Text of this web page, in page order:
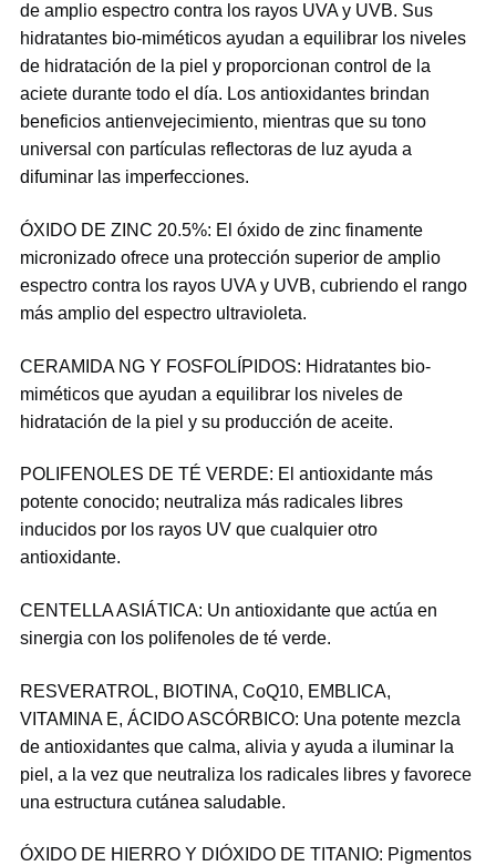
de amplio espectro contra los rayos UVA y UVB. Sus
hidratantes bio-miméticos ayudan a equilibrar los niveles
de hidratación de la piel y proporcionan control de la
aciete durante todo el día. Los antioxidantes brindan
beneficios antienvejecimiento, mientras que su tono
universal con partículas reflectoras de luz ayuda a
difuminar las imperfecciones.
ÓXIDO DE ZINC 20.5%: El óxido de zinc finamente
micronizado ofrece una protección superior de amplio
espectro contra los rayos UVA y UVB, cubriendo el rango
más amplio del espectro ultravioleta.
CERAMIDA NG Y FOSFOLÍPIDOS: Hidratantes bio-
miméticos que ayudan a equilibrar los niveles de
hidratación de la piel y su producción de aceite.
POLIFENOLES DE TÉ VERDE: El antioxidante más
potente conocido; neutraliza más radicales libres
inducidos por los rayos UV que cualquier otro
antioxidante.
CENTELLA ASIÁTICA: Un antioxidante que actúa en
sinergia con los polifenoles de té verde.
RESVERATROL, BIOTINA, CoQ10, EMBLICA,
VITAMINA E, ÁCIDO ASCÓRBICO: Una potente mezcla
de antioxidantes que calma, alivia y ayuda a iluminar la
piel, a la vez que neutraliza los radicales libres y favorece
una estructura cutánea saludable.
ÓXIDO DE HIERRO Y DIÓXIDO DE TITANIO: Pigmentos